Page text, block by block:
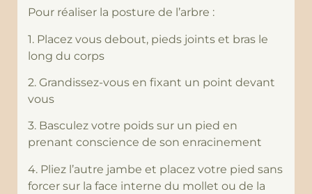
Pour réaliser la posture de l’arbre :
1. Placez vous debout, pieds joints et bras le
long du corps
2. Grandissez-vous en fixant un point devant
vous
3. Basculez votre poids sur un pied en
prenant conscience de son enracinement
4. Pliez l’autre jambe et placez votre pied sans
forcer sur la face interne du mollet ou de la